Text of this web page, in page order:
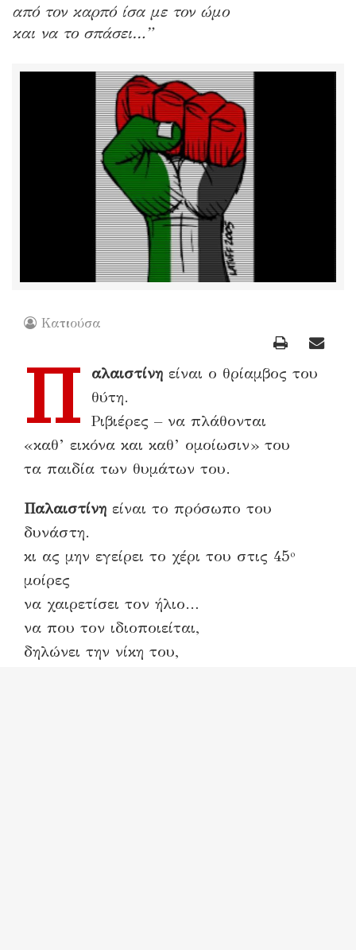
από τον καρπό ίσα με τον ώμο
και να το σπάσει…”
Κατιούσα
Π αλαιστίνη είναι ο θρίαμβος του
θύτη.
Ριβιέρες – να πλάθονται
«καθ’ εικόνα και καθ’ ομοίωσιν» του
τα παιδία των θυμάτων του.
Παλαιστίνη είναι το πρόσωπο του
δυνάστη.
κι ας μην εγείρει το χέρι του στις 45º
μοίρες
να χαιρετίσει τον ήλιο…
να που τον ιδιοποιείται,
δηλώνει την νίκη του,